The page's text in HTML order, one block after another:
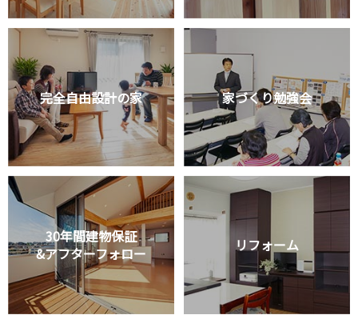
完全自由設計の家 家づくり勉強会
30年間建物保証
&アフターフォロー
リフォーム